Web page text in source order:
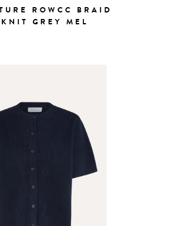
ROWCC BRAID
GREY MEL